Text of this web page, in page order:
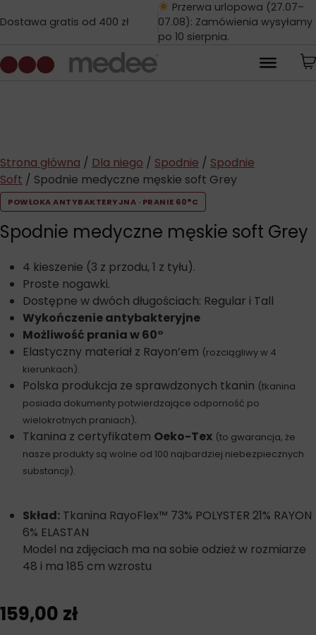
Dostawa gratis od 400 zł
Przerwa urlopowa (27.07–
07.08): Zamówienia wysyłamy
po 10 sierpnia.
Strona główna / Dla niego / Spodnie / Spodnie
Soft / Spodnie medyczne męskie soft Grey
POWŁOKA ANTYBAKTERYJNA · PRANIE 60°C
Spodnie medyczne męskie soft Grey
4 kieszenie (3 z przodu, 1 z tyłu).
Proste nogawki.
Dostępne w dwóch długościach: Regular i Tall
Wykończenie antybakteryjne
Możliwość prania w 60°
Elastyczny materiał z Rayon’em (rozciągliwy w 4
kierunkach).
Polska produkcja ze sprawdzonych tkanin (tkanina
posiada dokumenty potwierdzające odporność po
wielokrotnych praniach).
Tkanina z certyfikatem Oeko-Tex (to gwarancja, że
nasze produkty są wolne od 100 najbardziej niebezpiecznych
substancji).
Skład: Tkanina RayoFlex™ 73% POLYSTER 21% RAYON
6% ELASTAN
Model na zdjęciach ma na sobie odzież w rozmiarze
48 i ma 185 cm wzrostu
159,00 zł